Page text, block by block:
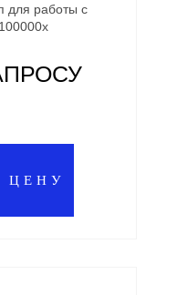
для работы с
ЦЕНУ